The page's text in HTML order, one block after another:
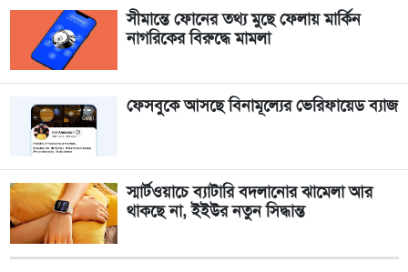
সীমান্তে ফোনের তথ্য মুছে ফেলায় মার্কিন
নাগরিকের বিরুদ্ধে মামলা
ফেসবুকে আসছে বিনামূল্যের ভেরিফায়েড ব্যাজ
স্মার্টওয়াচে ব্যাটারি বদলানোর ঝামেলা আর
থাকছে না, ইইউর নতুন সিদ্ধান্ত